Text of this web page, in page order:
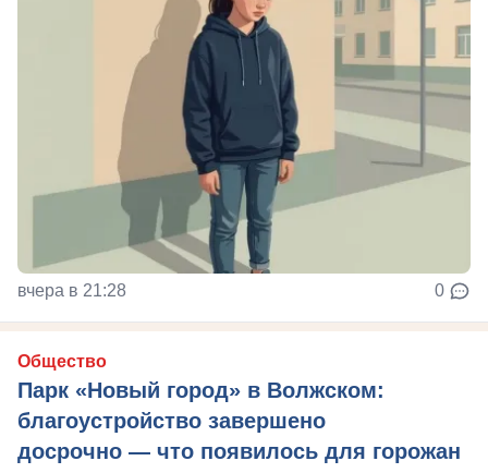
вчера в 21:28 0
Общество
Парк «Новый город» в Волжском:
благоустройство завершено
досрочно — что появилось для горожан